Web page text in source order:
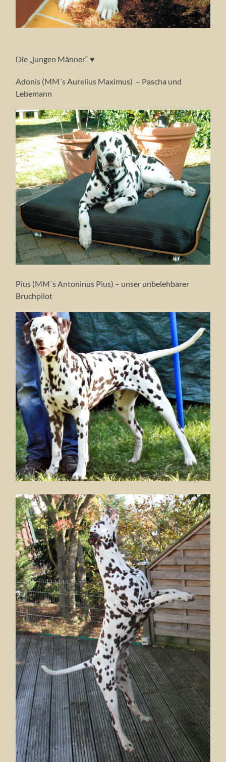
Die „jungen Männer“ ♥
Adonis (MM´s Aurelius Maximus) – Pascha und
Lebemann
Pius (MM´s Antoninus Pius) – unser unbelehbarer
Bruchpilot